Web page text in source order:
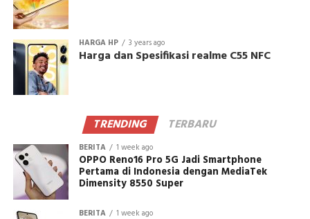
HARGA HP 3 years ago
Harga dan Spesifikasi realme C55 NFC
TRENDING TERBARU
BERITA 1 week ago
OPPO Reno16 Pro 5G Jadi Smartphone
Pertama di Indonesia dengan MediaTek
Dimensity 8550 Super
BERITA 1 week ago